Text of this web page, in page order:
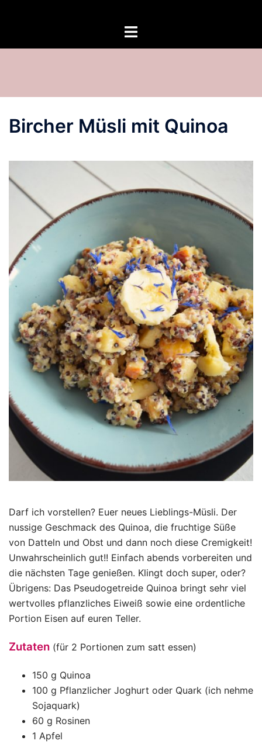
Bircher Müsli mit Quinoa
Darf ich vorstellen? Euer neues Lieblings-Müsli. Der
nussige Geschmack des Quinoa, die fruchtige Süße
von Datteln und Obst und dann noch diese Cremigkeit!
Unwahrscheinlich gut!! Einfach abends vorbereiten und
die nächsten Tage genießen. Klingt doch super, oder?
Übrigens: Das Pseudogetreide Quinoa bringt sehr viel
wertvolles pflanzliches Eiweiß sowie eine ordentliche
Portion Eisen auf euren Teller.
Zutaten (für 2 Portionen zum satt essen)
150 g Quinoa
100 g Pflanzlicher Joghurt oder Quark (ich nehme
Sojaquark)
60 g Rosinen
1 Apfel